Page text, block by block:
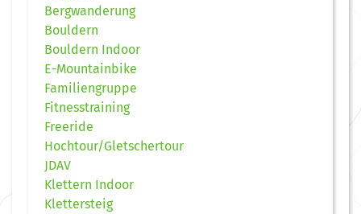
Bergwanderung
Bouldern
Bouldern Indoor
E-Mountainbike
Familiengruppe
Fitnesstraining
Freeride
Hochtour/Gletschertour
JDAV
Klettern Indoor
Klettersteig